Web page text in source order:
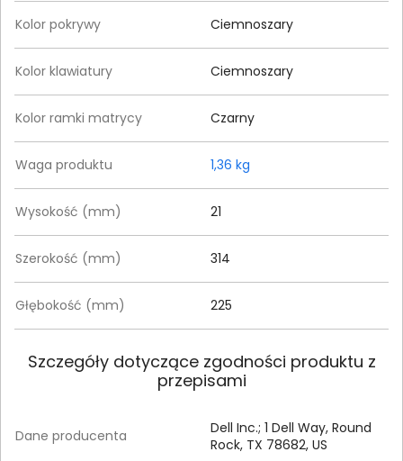
Kolor pokrywy Ciemnoszary
Kolor klawiatury Ciemnoszary
Kolor ramki matrycy Czarny
Waga produktu 1,36 kg
Wysokość (mm) 21
Szerokość (mm) 314
Głębokość (mm) 225
Szczegóły dotyczące zgodności produktu z
przepisami
Dane producenta
Dell Inc.; 1 Dell Way, Round
Rock, TX 78682, US